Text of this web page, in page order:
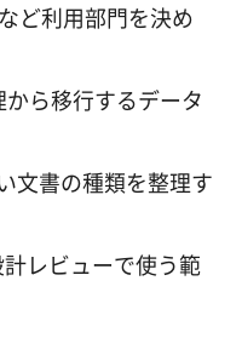
ど利用部門を決め
ら移行するデータ
文書の種類を整理す
レビューで使う範